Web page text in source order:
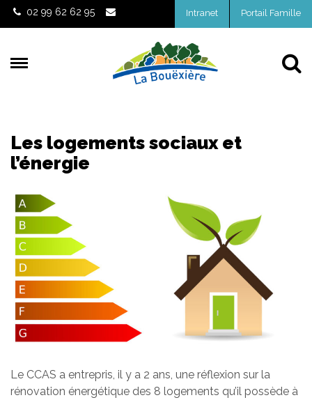
Gestion des traceurs
02 99 62 62 95 Intranet Portail Famille
Les logements sociaux et
l’énergie
Le CCAS a entrepris, il y a 2 ans, une réflexion sur la
rénovation énergétique des 8 logements qu’il possède à